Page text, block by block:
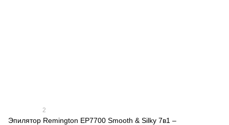
2
Эпилятор Remington EP7700 Smooth & Silky 7в1 –